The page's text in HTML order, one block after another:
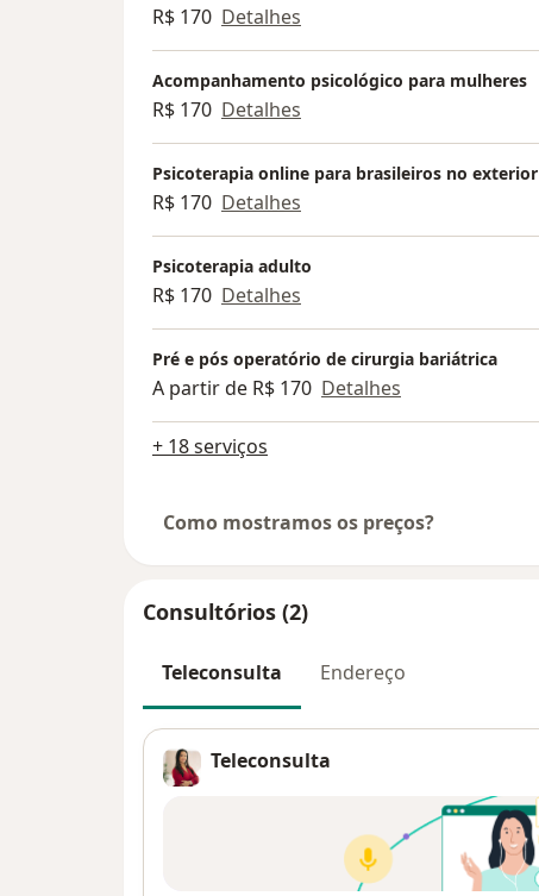
R$ 170 Detalhes
Acompanhamento psicológico para mulheres
R$ 170 Detalhes
Psicoterapia online para brasileiros no exterior
R$ 170 Detalhes
Psicoterapia adulto
R$ 170 Detalhes
Pré e pós operatório de cirurgia bariátrica
A partir de R$ 170 Detalhes
+ 18 serviços
Como mostramos os preços?
Consultórios (2)
Teleconsulta Endereço
Teleconsulta